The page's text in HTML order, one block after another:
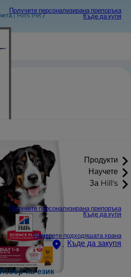
Получете персонализирана препоръка
Къде да купя
Продукти
Научете
За Hill's
Получете персонализирана препоръка
Къде да купя
Намерете подходящата храна
Къде да закупя
на език
| Hill's Pet